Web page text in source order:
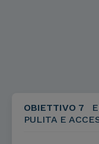
OBIETTIVO 7
PULITA E